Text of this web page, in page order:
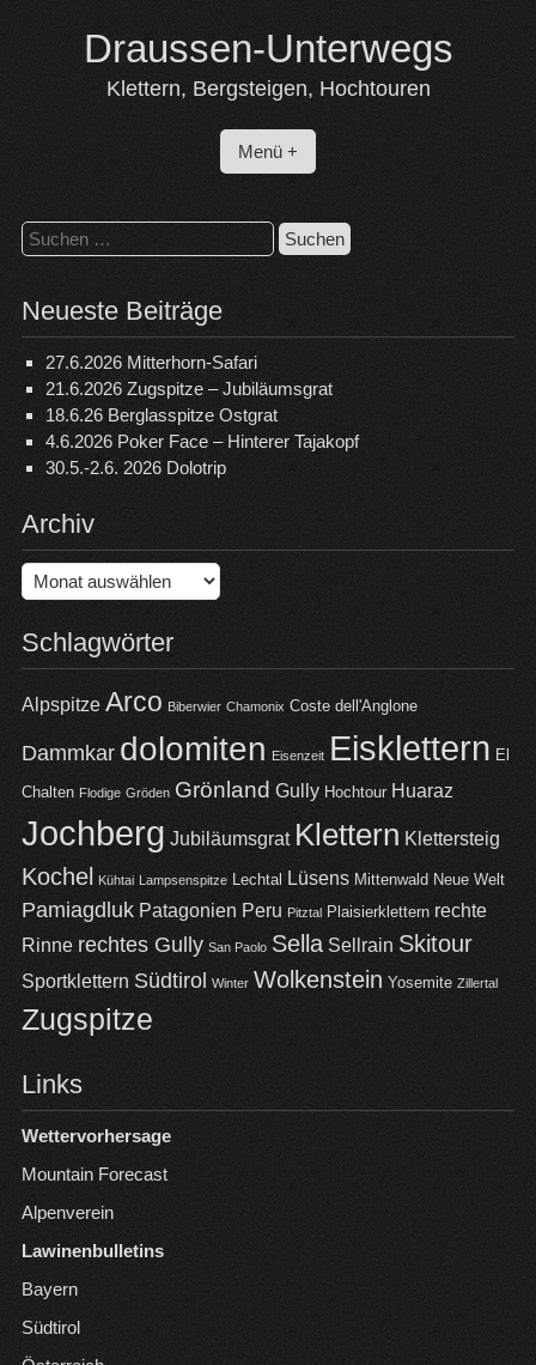
content
Draussen-Unterwegs
Klettern, Bergsteigen, Hochtouren
Menü +
Suchen
nach:
Neueste Beiträge
27.6.2026 Mitterhorn-Safari
21.6.2026 Zugspitze – Jubiläumsgrat
18.6.26 Berglasspitze Ostgrat
4.6.2026 Poker Face – Hinterer Tajakopf
30.5.-2.6. 2026 Dolotrip
Archiv
Archiv
Schlagwörter
Alpspitze Arco Biberwier Chamonix Coste dell'Anglone
Dammkar dolomiten Eisenzeit Eisklettern El
Chalten Flodige Gröden Grönland Gully Hochtour Huaraz
Jochberg Jubiläumsgrat Klettern Klettersteig
Kochel Kühtai Lampsenspitze Lechtal Lüsens Mittenwald Neue Welt
Pamiagdluk Patagonien Peru Pitztal Plaisierklettern rechte
Rinne rechtes Gully San Paolo Sella Sellrain Skitour
Sportklettern Südtirol Winter Wolkenstein Yosemite Zillertal
Zugspitze
Links
Wettervorhersage
Mountain Forecast
Alpenverein
Lawinenbulletins
Bayern
Südtirol